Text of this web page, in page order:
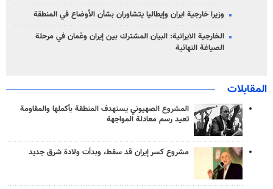
وزيرا خارجية ايران وإيطاليا يتشاوران بشأن الأوضاع في المنطقة
الخارجية الايرانية: البيان المشترك بين إيران وعُمان في مرحلة
الصياغة النهائية
المقابلات
المشروع الصهيوني يستهدف المنطقة بأكملها والمقاومة
تعيد رسم معادلة المواجهة
مشروع كسر إيران قد سقط، وبدأت ولادة شرق جديد